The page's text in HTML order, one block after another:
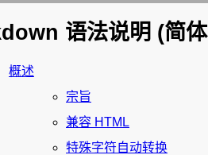
语法说明 (简
概述
宗旨
兼容 HTML
特殊字符自动转换